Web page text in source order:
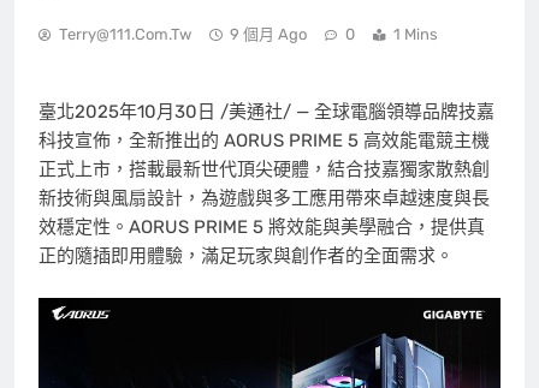
Terry@111.com.tw 9 個月 Ago 0 1 Mins
臺北2025年10月30日 /美通社/ — 全球電腦領導品牌技嘉
科技宣佈，全新推出的 AORUS PRIME 5 高效能電競主機
正式上市，搭載最新世代頂尖硬體，結合技嘉獨家散熱創
新技術與風扇設計，為遊戲與多工應用帶來卓越速度與長
效穩定性。AORUS PRIME 5 將效能與美學融合，提供真
正的隨插即用體驗，滿足玩家與創作者的全面需求。